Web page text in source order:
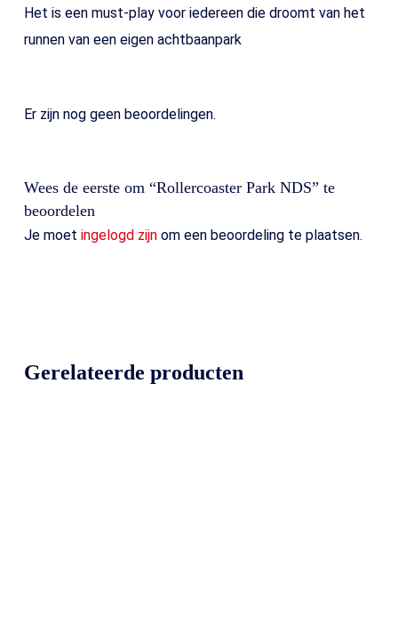
Het is een must-play voor iedereen die droomt van het
runnen van een eigen achtbaanpark
Er zijn nog geen beoordelingen.
Wees de eerste om “Rollercoaster Park NDS” te
beoordelen
Je moet ingelogd zijnom een beoordeling te plaatsen.
Gerelateerde producten